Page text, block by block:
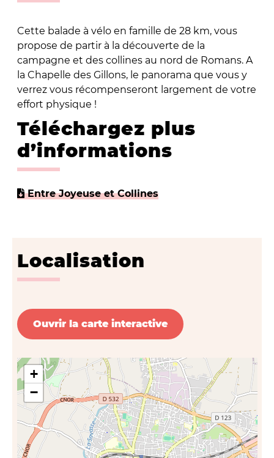
Cette balade à vélo en famille de 28 km, vous
propose de partir à la découverte de la
campagne et des collines au nord de Romans. A
la Chapelle des Gillons, le panorama que vous y
verrez vous récompenseront largement de votre
effort physique !
Téléchargez plus
d’informations
Entre Joyeuse et Collines
Localisation
Ouvrir la carte interactive
+
−